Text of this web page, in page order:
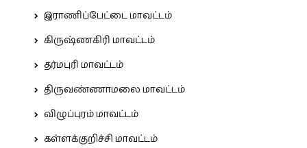
இராணிப்பேட்டை மாவட்டம்
கிருஷ்ணகிரி மாவட்டம்
தர்மபுரி மாவட்டம்
திருவண்ணாமலை மாவட்டம்
விழுப்புரம் மாவட்டம்
கள்ளக்குறிச்சி மாவட்டம்